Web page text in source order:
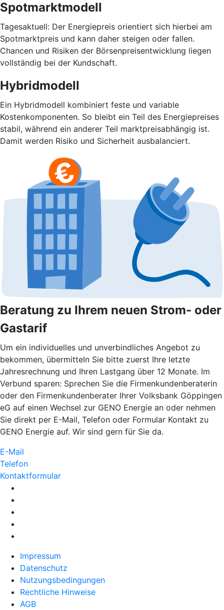
Spotmarktmodell
Tagesaktuell: Der Energiepreis orientiert sich hierbei am
Spotmarktpreis und kann daher steigen oder fallen.
Chancen und Risiken der Börsenpreisentwicklung liegen
vollständig bei der Kundschaft.
Hybridmodell
Ein Hybridmodell kombiniert feste und variable
Kostenkomponenten. So bleibt ein Teil des Energiepreises
stabil, während ein anderer Teil marktpreisabhängig ist.
Damit werden Risiko und Sicherheit ausbalanciert.
Beratung zu Ihrem neuen Strom- oder
Gastarif
Um ein individuelles und unverbindliches Angebot zu
bekommen, übermitteln Sie bitte zuerst Ihre letzte
Jahresrechnung und Ihren Lastgang über 12 Monate. Im
Verbund sparen: Sprechen Sie die Firmenkundenberaterin
oder den Firmenkundenberater Ihrer Volksbank Göppingen
eG auf einen Wechsel zur GENO Energie an oder nehmen
Sie direkt per E-Mail, Telefon oder Formular Kontakt zu
GENO Energie auf. Wir sind gern für Sie da.
E-Mail
Telefon
Kontaktformular
Impressum
Datenschutz
Nutzungsbedingungen
Rechtliche Hinweise
AGB